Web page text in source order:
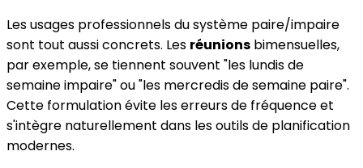
Les usages professionnels du système paire/impaire
sont tout aussi concrets. Les réunions bimensuelles,
par exemple, se tiennent souvent "les lundis de
semaine impaire" ou "les mercredis de semaine paire".
Cette formulation évite les erreurs de fréquence et
s'intègre naturellement dans les outils de planification
modernes.